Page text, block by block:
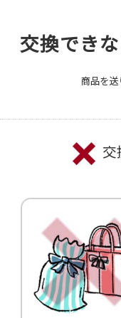
交換でき
商品を送
交